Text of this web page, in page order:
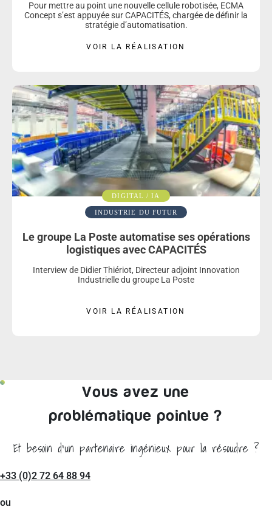
Pour mettre au point une nouvelle cellule robotisée, ECMA
Concept s’est appuyée sur CAPACITÉS, chargée de définir la
stratégie d’automatisation.
VOIR LA RÉALISATION
DIGITAL / IA
INDUSTRIE DU FUTUR
Le groupe La Poste automatise ses opérations
logistiques avec CAPACITÉS
Interview de Didier Thiériot, Directeur adjoint Innovation
Industrielle du groupe La Poste
VOIR LA RÉALISATION
Vous avez une
problématique pointue ?
Et besoin d'un partenaire ingénieux pour la résoudre ?
+33 (0)2 72 64 88 94
ou